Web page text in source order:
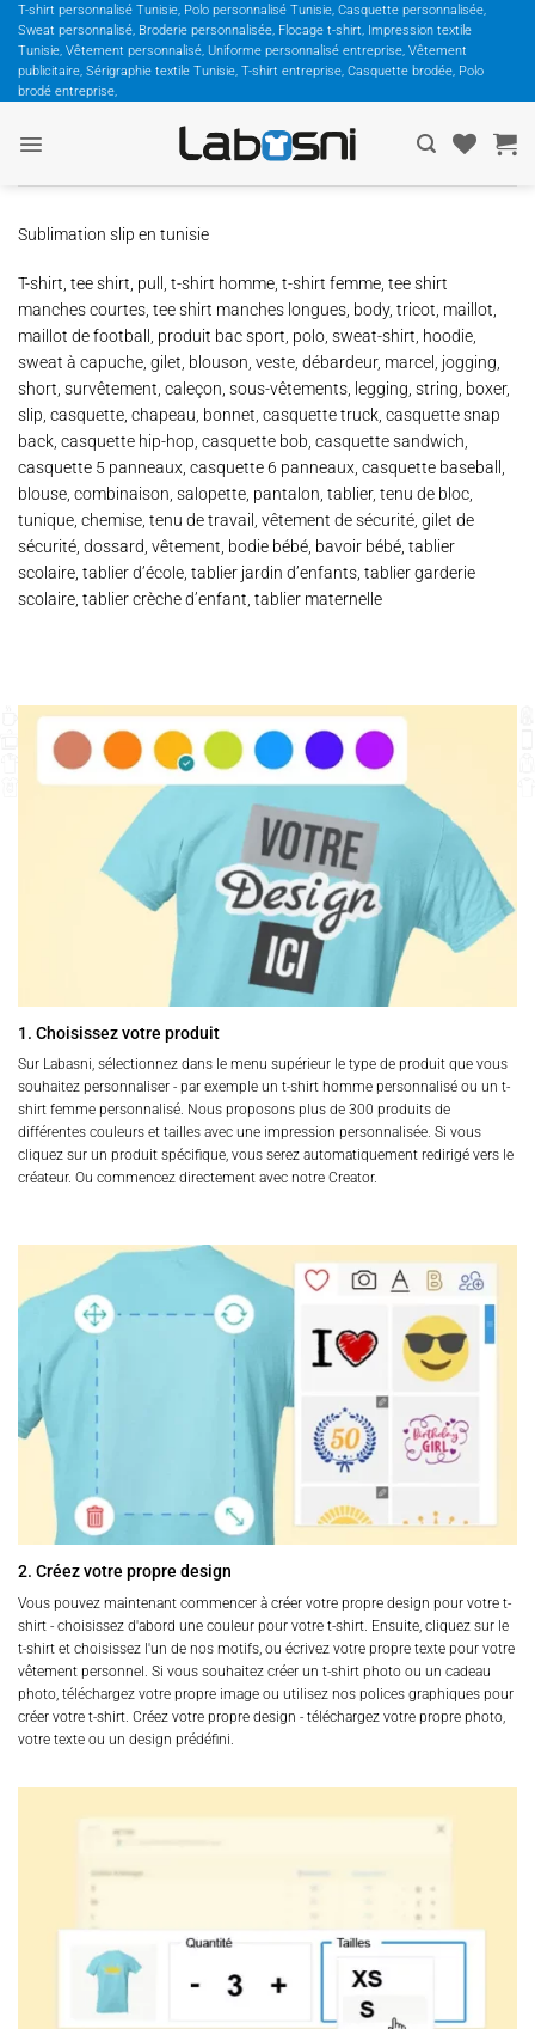
Passer
contenu
T-shirt personnalisé Tunisie, Polo personnalisé Tunisie, Casquette personnalisée,
Sweat personnalisé, Broderie personnalisée, Flocage t-shirt, Impression textile
Tunisie, Vêtement personnalisé, Uniforme personnalisé entreprise, Vêtement
publicitaire, Sérigraphie textile Tunisie, T-shirt entreprise, Casquette brodée, Polo
brodé entreprise,
Sublimation slip en tunisie
T-shirt, tee shirt, pull, t-shirt homme, t-shirt femme, tee shirt
manches courtes, tee shirt manches longues, body, tricot, maillot,
maillot de football, produit bac sport, polo, sweat-shirt, hoodie,
sweat à capuche, gilet, blouson, veste, débardeur, marcel, jogging,
short, survêtement, caleçon, sous-vêtements, legging, string, boxer,
slip, casquette, chapeau, bonnet, casquette truck, casquette snap
back, casquette hip-hop, casquette bob, casquette sandwich,
casquette 5 panneaux, casquette 6 panneaux, casquette baseball,
blouse, combinaison, salopette, pantalon, tablier, tenu de bloc,
tunique, chemise, tenu de travail, vêtement de sécurité, gilet de
sécurité, dossard, vêtement, bodie bébé, bavoir bébé, tablier
scolaire, tablier d’école, tablier jardin d’enfants, tablier garderie
scolaire, tablier crèche d’enfant, tablier maternelle
1. Choisissez votre produit
Sur Labasni, sélectionnez dans le menu supérieur le type de produit que vous
souhaitez personnaliser - par exemple un t-shirt homme personnalisé ou un t-
shirt femme personnalisé. Nous proposons plus de 300 produits de
différentes couleurs et tailles avec une impression personnalisée. Si vous
cliquez sur un produit spécifique, vous serez automatiquement redirigé vers le
créateur. Ou commencez directement avec notre Creator.
2. Créez votre propre design
Vous pouvez maintenant commencer à créer votre propre design pour votre t-
shirt - choisissez d'abord une couleur pour votre t-shirt. Ensuite, cliquez sur le
t-shirt et choisissez l'un de nos motifs, ou écrivez votre propre texte pour votre
vêtement personnel. Si vous souhaitez créer un t-shirt photo ou un cadeau
photo, téléchargez votre propre image ou utilisez nos polices graphiques pour
créer votre t-shirt. Créez votre propre design - téléchargez votre propre photo,
votre texte ou un design prédéfini.